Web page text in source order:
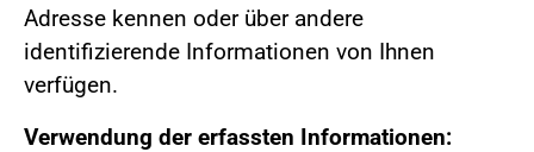
Adresse kennen oder über andere
identifizierende Informationen von Ihnen
verfügen.
Verwendung der erfassten Informationen: